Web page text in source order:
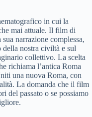
in cui la
mai attuale. Il film di
narrazione complessa,
nostra civiltà e sul
collettivo. La scelta
richiama l’antica Roma
una nuova Roma, con
La domanda che il film
del passato o se possiamo